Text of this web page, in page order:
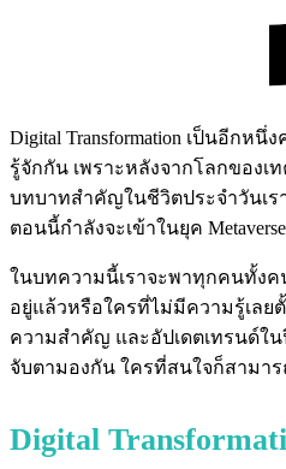
Digital Transformation เป็นอีกห
รู้จักกัน เพราะหลังจากโลกของเ
บทบาทสำคัญในชีวิตประจำวันเร
ตอนนี้กำลังจะเข้าในยุค
ในบทความนี้เราจะพาทุกคนทั้งคน
อยู่แล้วหรือใครที่ไม่มีความรู้เลย
ความสำคัญ และอัปเดตเทรนด์ใน
จับตามองกัน ใครที่สนใจก็สามาร
Digital